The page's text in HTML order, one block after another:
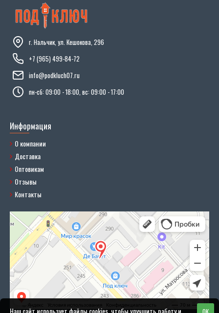
г. Нальчик, ул. Кешокова, 296
+7 (965) 499-84-72
info@podkluch07.ru
пн-сб: 09:00 - 18:00, вс: 09:00 - 17:00
Информация
О компании
Доставка
Оптовикам
Отзывы
Контакты
Наш сайт использует файлы cookies, чтобы улучшить работу и